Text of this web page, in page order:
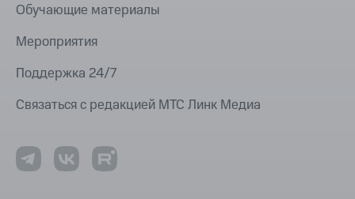
Обучающие материалы
Мероприятия
Поддержка 24/7
Связаться с редакцией МТС Линк Медиа